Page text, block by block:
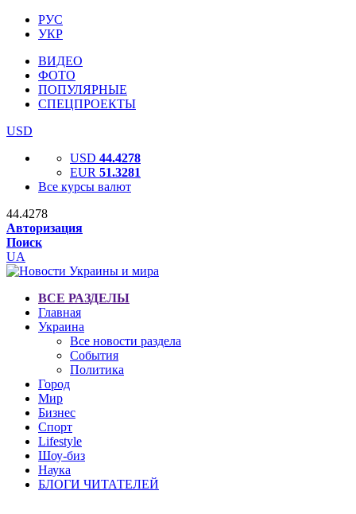
РУС
УКР
ВИДЕО
ФОТО
ПОПУЛЯРНЫЕ
СПЕЦПРОЕКТЫ
USD
USD 44.4278
EUR 51.3281
Все курсы валют
44.4278
Авторизация
Поиск
UA
ВСЕ РАЗДЕЛЫ
Главная
Украина
Все новости раздела
События
Политика
Город
Мир
Бизнес
Спорт
Lifestyle
Шоу-биз
Наука
БЛОГИ ЧИТАТЕЛЕЙ